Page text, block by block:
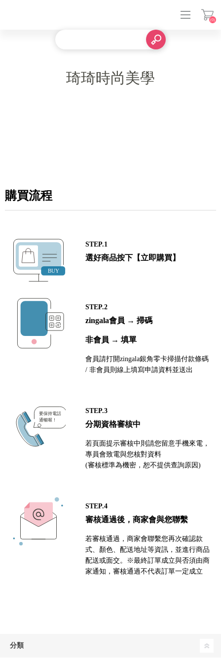
(0)
琦琦時尚美學
購買流程
STEP.1
選好商品按下【立即購買】
STEP.2
zingala會員 → 掃碼
非會員 → 填單
會員請打開zingala銀角零卡掃描付款條碼
/ 非會員則線上填寫申請資料並送出
STEP.3
分期資格審核中
若頁面提示審核中則請您留意手機來電，
專員會致電與您核對資料
(審核標準為機密，恕不提供查詢原因)
STEP.4
審核通過後，商家會與您聯繫
若審核通過，商家會聯繫您再次確認款
式、顏色、配送地址等資訊，並進行商品
配送或面交。※最終訂單成立與否須由商
家通知，審核通過不代表訂單一定成立
分類